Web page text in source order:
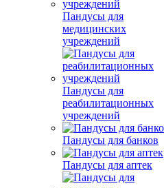
Пандусы для
медицинских
учреждений
Пандусы для
реабилитационных
учреждений
Пандусы для банков
Пандусы для аптек